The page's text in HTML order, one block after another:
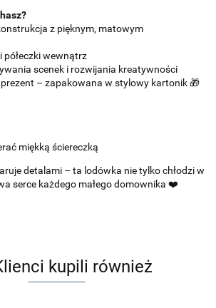
z pięknym, matowym
półeczki wewnątrz
scenek i rozwijania kreatywności
– zapakowana w stylowy kartonik 🎁
miękką ściereczką
detalami – ta lodówka nie tylko chłodzi w
serce każdego małego domownika ❤️
kupili również